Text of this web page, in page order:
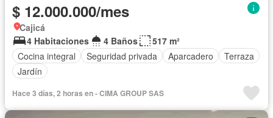
$ 12.000.000/mes
Cajicá
4 Habitaciones
4 Baños
517 m²
Cocina integral
Seguridad privada Aparcadero
Terraza
Jardín
Hace 3 días, 2 horas en - CIMA GROUP SAS